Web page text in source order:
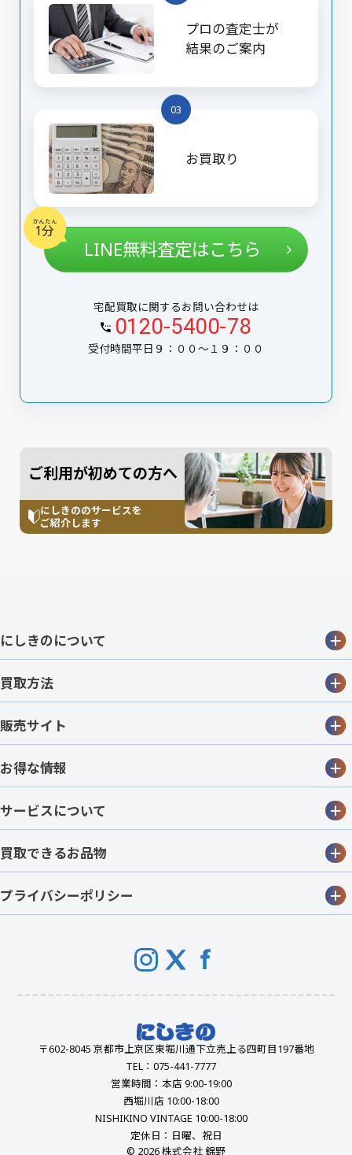
プロの査定士が
結果のご案内
03
お買取り
かんたん
1分
LINE無料査定はこちら
宅配買取に関するお問い合わせは
0120-5400-78
受付時間平日９：００〜１９：００
ご利用が初めての方へ
にしきののサービスを
ご紹介します
にしきのについて
買取方法
販売サイト
お得な情報
サービスについて
買取できるお品物
プライバシーポリシー
〒602-8045 京都市上京区東堀川通下立売上る四町目197番地
TEL：075-441-7777
営業時間：本店 9:00-19:00
西堀川店 10:00-18:00
NISHIKINO VINTAGE 10:00-18:00
定休日：日曜、祝日
© 2026 株式会社 錦野